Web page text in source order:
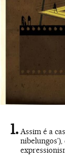
Assim é a